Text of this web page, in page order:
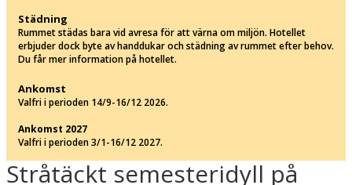
Stråtäckt semesteridyll på
Städning
Rummet städas bara vid avresa för att värna om miljön. Hotellet
erbjuder dock byte av handdukar och städning av rummet efter behov.
Du får mer information på hotellet.
Ankomst
Valfri i perioden 14/9-16/12 2026.
Ankomst 2027
Valfri i perioden 3/1-16/12 2027.